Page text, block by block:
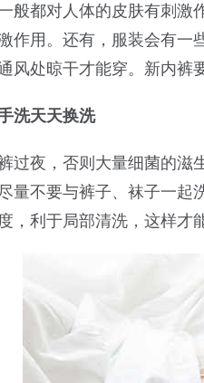
般都对人体的皮肤有刺激
作用。还有，服装会有一
风处晾干才能穿。新内裤
洗天天换洗
过夜，否则大量细菌的滋
量不要与裤子、袜子一起
，利于局部清洗，这样才